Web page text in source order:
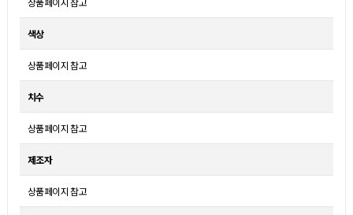
색상
상품페이지 참고
치수
상품페이지 참고
제조자
상품페이지 참고